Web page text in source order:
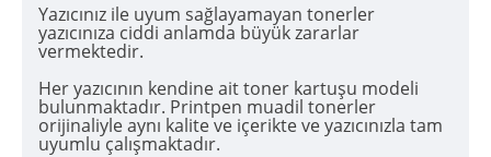
Yazıcınız ile uyum sağlayamayan tonerler
yazıcınıza ciddi anlamda büyük zararlar
vermektedir.
Her yazıcının kendine ait toner kartuşu modeli
bulunmaktadır. Printpen muadil tonerler
orijinaliyle aynı kalite ve içerikte ve yazıcınızla tam
uyumlu çalışmaktadır.